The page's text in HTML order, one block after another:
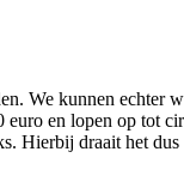
We kunnen echter
en lopen op tot
Hierbij draait het